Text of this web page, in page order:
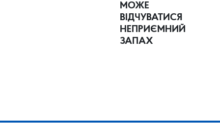
МОЖЕ
ВІДЧУВАТИСЯ
НЕПРИЄМНИЙ
ЗАПАХ